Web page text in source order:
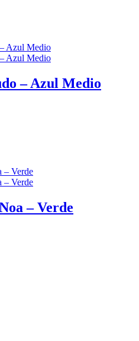
– Azul Medio
– Verde